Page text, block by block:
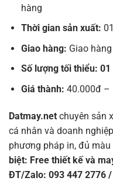
hàng
Thời gian sản xuất:
Giao hàng: Giao
Số lượng tối thiểu: 01
Giá thành: 40.000đ –
Datmay.net chuyên sản
cá nhân và doanh
phương pháp in, đủ
biệt: Free thiết kế và
ĐT/Zalo: 093 447 2776